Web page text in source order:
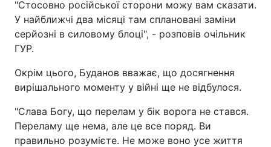
"Стосовно російської сторони можу вам сказати.
У найближчі два місяці там сплановані заміни
серйозні в силовому блоці", - розповів очільник
ГУР.
Окрім цього, Буданов вважає, що досягнення
вирішального моменту у війні ще не відбулося.
"Слава Богу, що перелам у бік ворога не стався.
Переламу ще нема, але це все поряд. Ви
правильно розумієте. Не може воно усе життя